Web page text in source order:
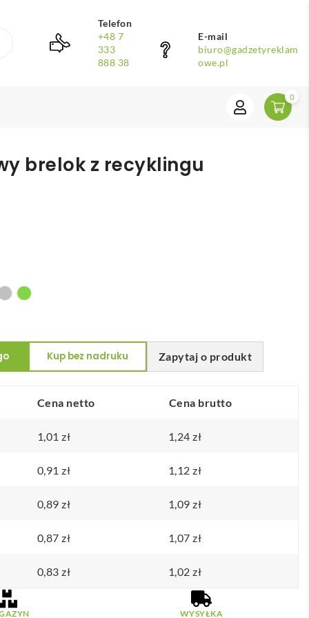
Telefon
+48 7
333
888 38
E-mail
biuro@gadzetyreklam
owe.pl
0
brelok z recyklingu
Zapytaj o produkt
Kup bez nadruku
Cena netto Cena brutto
1,01zł 1,24zł
0,91zł 1,12zł
0,89zł 1,09zł
0,87zł 1,07zł
0,83zł 1,02zł
WYSYŁKA